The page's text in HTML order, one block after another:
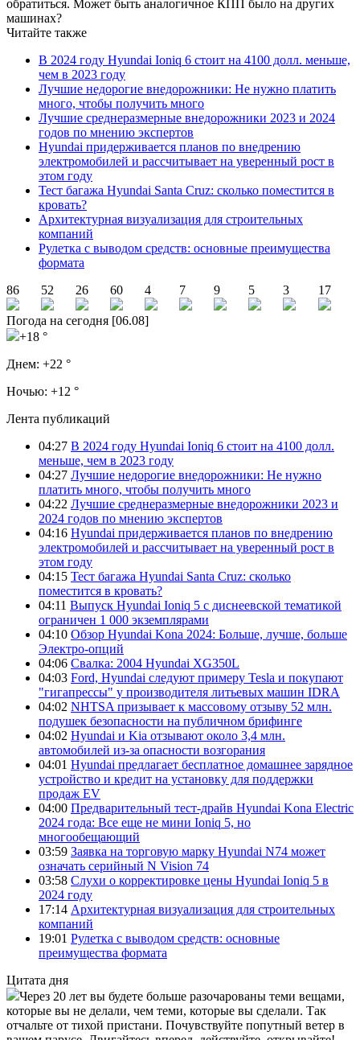
обратиться. Может быть аналогичное КПП было на других
машинах?
Читайте также
В 2024 году Hyundai Ioniq 6 стоит на 4100 долл. меньше,
чем в 2023 году
Лучшие недорогие внедорожники: Не нужно платить
много, чтобы получить много
Лучшие среднеразмерные внедорожники 2023 и 2024
годов по мнению экспертов
Hyundai придерживается планов по внедрению
электромобилей и рассчитывает на уверенный рост в
этом году
Тест багажа Hyundai Santa Cruz: сколько поместится в
кровать?
Архитектурная визуализация для строительных
компаний
Рулетка с выводом средств: основные преимущества
формата
86
52 26 60 4 7 9 5 3 17
Погода на сегодня [06.08]
+18 °
Днем: +22 °
Ночью: +12 °
Лента публикаций
04:27 В 2024 году Hyundai Ioniq 6 стоит на 4100 долл.
меньше, чем в 2023 году
04:27 Лучшие недорогие внедорожники: Не нужно
платить много, чтобы получить много
04:22 Лучшие среднеразмерные внедорожники 2023 и
2024 годов по мнению экспертов
04:16 Hyundai придерживается планов по внедрению
электромобилей и рассчитывает на уверенный рост в
этом году
04:15 Тест багажа Hyundai Santa Cruz: сколько
поместится в кровать?
04:11 Выпуск Hyundai Ioniq 5 с диснеевской тематикой
ограничен 1 000 экземплярами
04:10 Обзор Hyundai Kona 2024: Больше, лучше, больше
Электро-опций
04:06 Свалка: 2004 Hyundai XG350L
04:03 Ford, Hyundai следуют примеру Tesla и покупают
"гигапрессы" у производителя литьевых машин IDRA
04:02 NHTSA призывает к массовому отзыву 52 млн.
подушек безопасности на публичном брифинге
04:02 Hyundai и Kia отзывают около 3,4 млн.
автомобилей из-за опасности возгорания
04:01 Hyundai предлагает бесплатное домашнее зарядное
устройство и кредит на установку для поддержки
продаж EV
04:00 Предварительный тест-драйв Hyundai Kona Electric
2024 года: Все еще не мини Ioniq 5, но
многообещающий
03:59 Заявка на торговую марку Hyundai N74 может
означать серийный N Vision 74
03:58 Слухи о корректировке цены Hyundai Ioniq 5 в
2024 году
17:14 Архитектурная визуализация для строительных
компаний
19:01 Рулетка с выводом средств: основные
преимущества формата
Цитата дня
Через 20 лет вы будете больше разочарованы теми вещами,
которые вы не делали, чем теми, которые вы сделали. Так
отчальте от тихой пристани. Почувствуйте попутный ветер в